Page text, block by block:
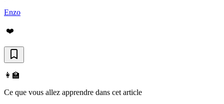
Enzo
❤️
👩‍🏫
Ce que vous allez apprendre dans cet article